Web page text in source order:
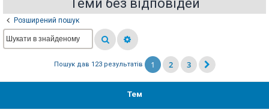
е
с
т
р
я
Теми без відповідей
Розширений пошук
Пошук дав 123 результатів 1 2 3
Тем